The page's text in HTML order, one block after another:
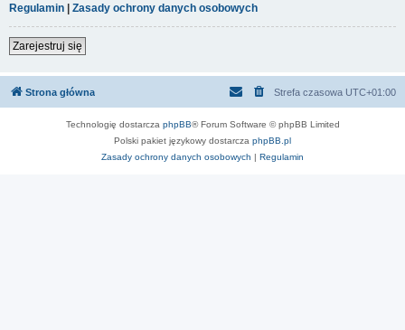
Regulamin | Zasady ochrony danych osobowych
Zarejestruj się
Strona główna Strefa czasowa UTC+01:00
Technologię dostarcza phpBB® Forum Software © phpBB Limited
Polski pakiet językowy dostarcza phpBB.pl
Zasady ochrony danych osobowych | Regulamin